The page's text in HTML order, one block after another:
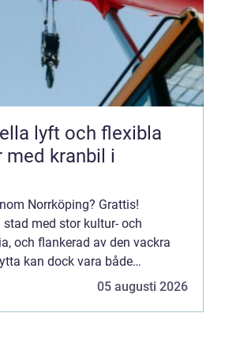
lyft och flexibla
med kranbil i
Norrköping? Grattis!
stad med stor kultur- och
och flankerad av den vackra
kan dock vara både
särskilt ...05 augusti 2026